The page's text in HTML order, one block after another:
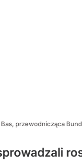
Bas, przewodnicząca